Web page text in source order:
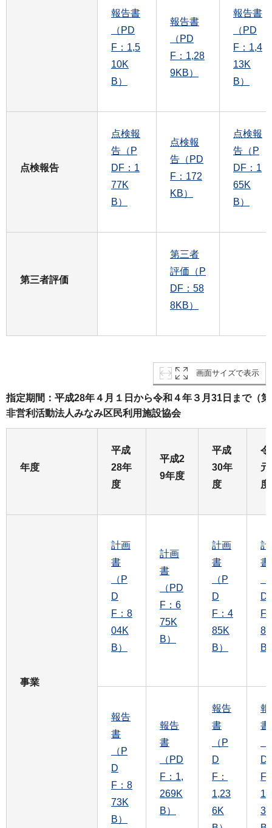
報告書
（PD
F：1,5
10K
B）
報告書
（PD
F：1,28
9KB）
報告書
（PD
F：1,4
13K
B）
点検報告
点検報
告（P
DF：1
77K
B）
点検報
告（PD
F：172
KB）
点検報
告（P
DF：1
65K
B）
第三者評価
第三者
評価（P
DF：58
8KB）
画面サイズで表示
指定期間：平成28年４月１日から令和４年３月31日まで（
非営利活動法人みなみ区民利用施設協会
年度
平成
28年
度
平成2
9年度
平成
30年
度
令
度
事業
計画
書
（P
D
F：8
04K
B）
計画
書
（PD
F：6
75K
B）
計画
書
（P
D
F：4
85K
B）
計
書
D
F
B
報告
書
（P
D
F：8
73K
B）
報告
書
（PD
F：1,
269K
B）
報告
書
（P
D
F：
1,23
6K
報
書
D
F
3K